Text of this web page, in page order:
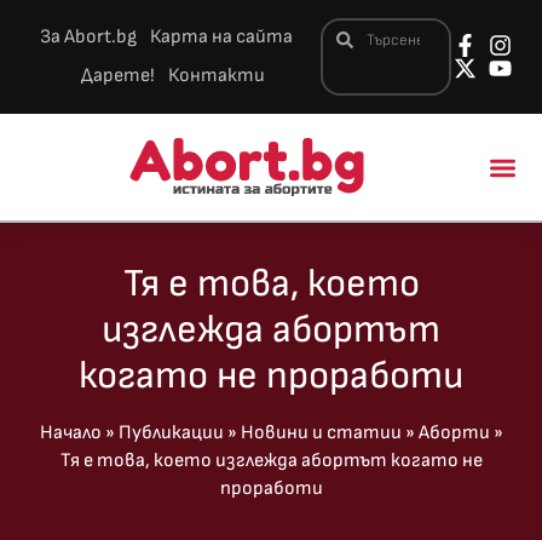
За Abort.bg
Карта на сайта
Дарете!
Контакти
Тя е това, което
изглежда абортът
когато не проработи
Начало » Публикации » Новини и статии » Аборти »
Тя е това, което изглежда абортът когато не
проработи